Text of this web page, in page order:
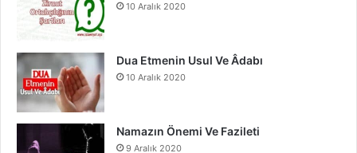
10 Aralık 2020
Dua Etmenin Usul Ve Âdabı
10 Aralık 2020
Namazın Önemi Ve Fazileti
9 Aralık 2020